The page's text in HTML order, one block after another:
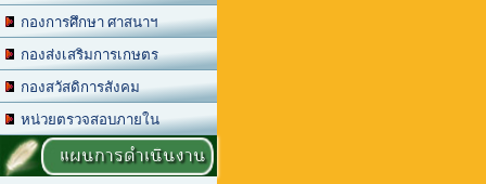
กองการศึกษา ศาสนาฯ
กองส่งเสริมการเกษตร
กองสวัสดิการสังคม
หน่วยตรวจสอบภายใน
แผนการดำเนินงาน